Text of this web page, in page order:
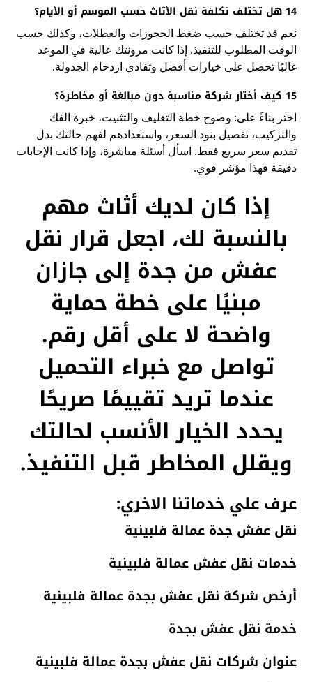
14 هل تختلف تكلفة نقل الأثاث حسب الموسم أو الأيام؟
نعم قد تختلف حسب ضغط الحجوزات والعطلات، وكذلك حسب
الوقت المطلوب للتنفيذ. إذا كانت مرونتك عالية في الموعد
غالبًا تحصل على خيارات أفضل وتفادي ازدحام الجدولة.
15 كيف أختار شركة مناسبة دون مبالغة أو مخاطرة؟
اختر بناءً على: وضوح خطة التغليف والتثبيت، خبرة الفك
والتركيب، تفصيل بنود السعر، واستعدادهم لفهم حالتك بدل
تقديم سعر سريع فقط. اسأل أسئلة مباشرة، وإذا كانت الإجابات
دقيقة فهذا مؤشر قوي.
إذا كان لديك أثاث مهم
بالنسبة لك، اجعل قرار نقل
عفش من جدة إلى جازان
مبنيًا على خطة حماية
واضحة لا على أقل رقم.
تواصل مع خبراء التحميل
عندما تريد تقييمًا صريحًا
يحدد الخيار الأنسب لحالتك
ويقلل المخاطر قبل التنفيذ.
عرف علي خدماتنا الاخري:
نقل عفش جدة عمالة فلبينية
خدمات نقل عفش عمالة فلبينية
أرخص شركة نقل عفش بجدة عمالة فلبينية
خدمة نقل عفش بجدة
عنوان شركات نقل عفش بجدة عمالة فلبينية